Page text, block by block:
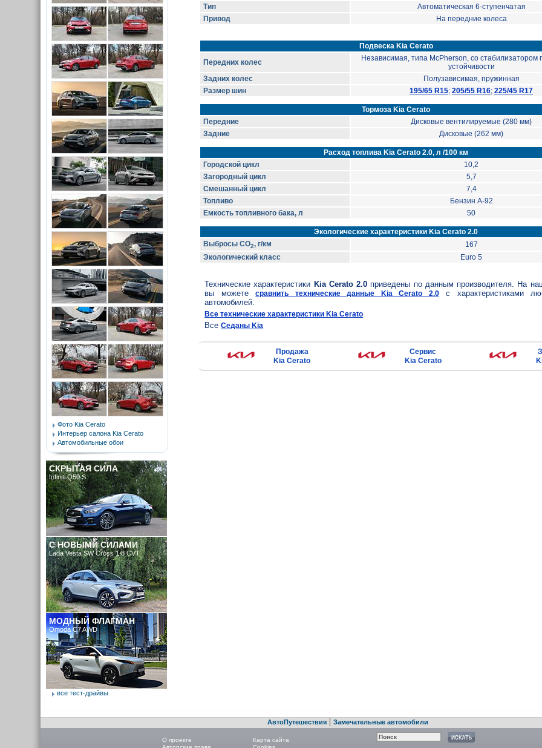
Тип
Автоматическая 6-ступенчатая
Привод
На передние колеса
Подвеска Kia Cerato
Передних колес
Независимая, типа McPherson, со стабилизатором
устойчивости
Задних колес
Полузависимая, пружинная
Размер шин
195/65 R15; 205/55 R16; 225/45 R17
Тормоза Kia Cerato
Передние
Дисковые вентилируемые (280 мм)
Задние
Дисковые (262 мм)
Расход топлива Kia Cerato 2.0, л /100 км
Городской цикл
10,2
Загородный цикл
5,7
Смешанный цикл
7,4
Топливо
Бензин А-92
Емкость топливного бака, л
50
Экологические характеристики Kia Cerato 2.0
Выбросы CO2, г/км
167
Экологический класс
Euro 5
Технические характеристики Kia Cerato 2.0 приведены по данным производителя. На
вы можетесравнить технические данные Kia Cerato 2.0с характеристиками
автомобилей.
Все технические характеристики Kia Cerato
ВсеСеданы Kia
Продажа
Kia Cerato
Сервис
Kia Cerato
Фото Kia Cerato
Интерьер салона Kia Cerato
Автомобильные обои
СКРЫТАЯ СИЛА
Infiniti Q50 S
C НОВЫМИ СИЛАМИ
Lada Vesta SW Cross 1.8 CVT
МОДНЫЙ ФЛАГМАН
Omoda C7 AWD
все тест-драйвы
АвтоПутешествия| Замечательные автомобили
О проекте
Карта сайта